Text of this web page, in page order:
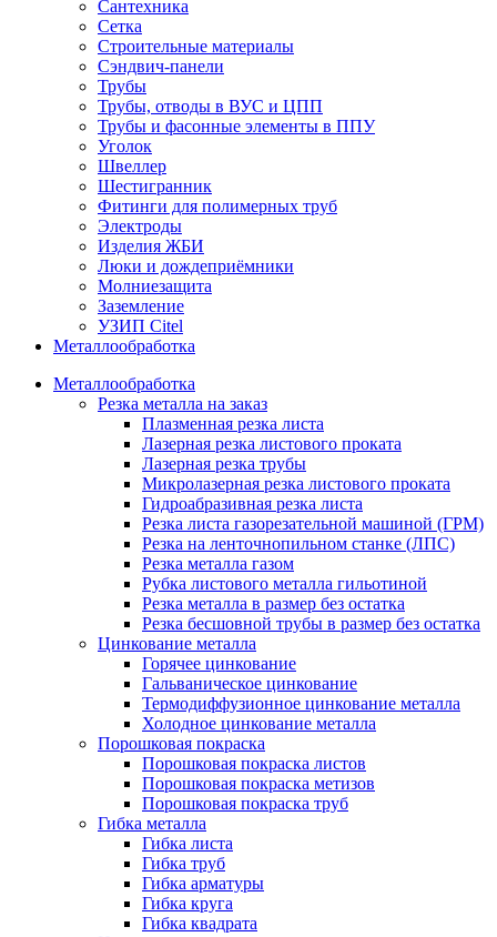
Сантехника
Сетка
Строительные материалы
Сэндвич-панели
Трубы
Трубы, отводы в ВУС и ЦПП
Трубы и фасонные элементы в ППУ
Уголок
Швеллер
Шестигранник
Фитинги для полимерных труб
Электроды
Изделия ЖБИ
Люки и дождеприёмники
Молниезащита
Заземление
УЗИП Citel
Металлообработка
Металлообработка
Резка металла на заказ
Плазменная резка листа
Лазерная резка листового проката
Лазерная резка трубы
Микролазерная резка листового проката
Гидроабразивная резка листа
Резка листа газорезательной машиной (ГРМ)
Резка на ленточнопильном станке (ЛПС)
Резка металла газом
Рубка листового металла гильотиной
Резка металла в размер без остатка
Резка бесшовной трубы в размер без остатка
Цинкование металла
Горячее цинкование
Гальваническое цинкование
Термодиффузионное цинкование металла
Холодное цинкование металла
Порошковая покраска
Порошковая покраска листов
Порошковая покраска метизов
Порошковая покраска труб
Гибка металла
Гибка листа
Гибка труб
Гибка арматуры
Гибка круга
Гибка квадрата